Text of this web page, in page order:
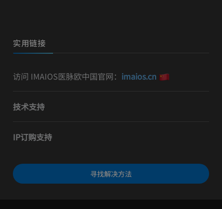
实用链接
访问 IMAIOS医脉欧中国官网： imaios.cn
技术支持
IP订购支持
寻找解决方法